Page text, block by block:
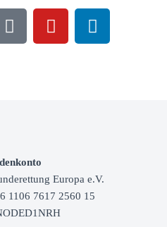
Europa e.V.
1106 7617 2560 15